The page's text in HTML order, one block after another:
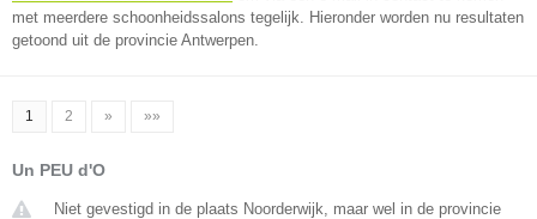
met meerdere schoonheidssalons tegelijk. Hieronder worden nu resultaten
getoond uit de provincie Antwerpen.
1 2 » »»
Un PEU d'O
Niet gevestigd in de plaats Noorderwijk, maar wel in de provincie